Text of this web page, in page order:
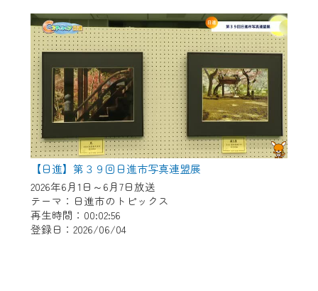
【日進】第３９回日進市写真連盟展
2026年6月1日～6月7日放送
テーマ：日進市のトピックス
再生時間：00:02:56
登録日：2026/06/04